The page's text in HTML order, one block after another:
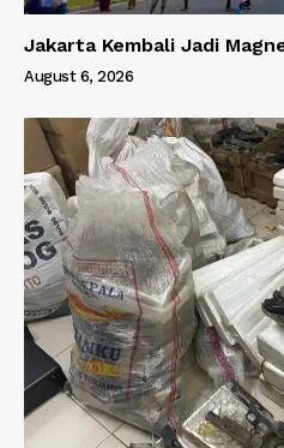
Jakarta Kembali Jadi
August 6, 2026